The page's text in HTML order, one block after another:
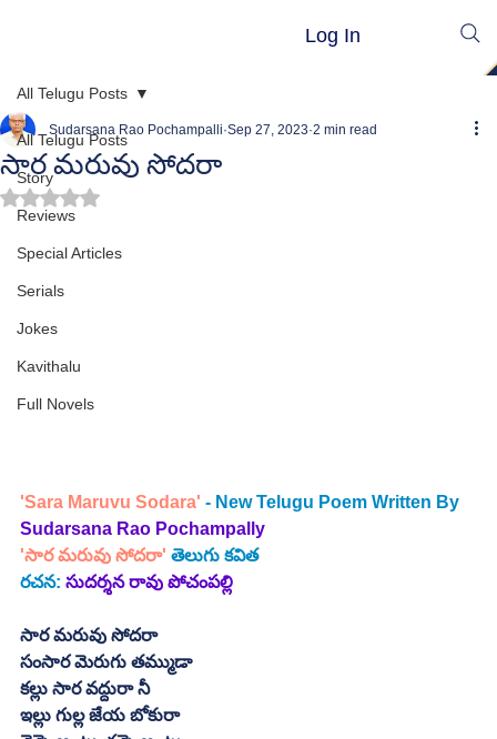
Log In
All Telugu Posts
Story
Reviews
Special Articles
Serials
Jokes
Kavithalu
Full Novels
All Telugu Posts
సార మరువు సోదరా
Sudarsana Rao Pochampalli Sep 27, 2023 2 min read
Rated NaN out of 5 stars.
'Sara Maruvu Sodara' - New Telugu Poem Written By
Sudarsana Rao Pochampally
'సార మరువు సోదరా' తెలుగు కవిత
రచన: సుదర్శన రావు పోచంపల్లి
సార మరువు సోదరా
సంసార మెరుగు తమ్ముడా
కల్లు సార వద్దురా నీ
ఇల్లు గుల్ల జేయ బోకురా